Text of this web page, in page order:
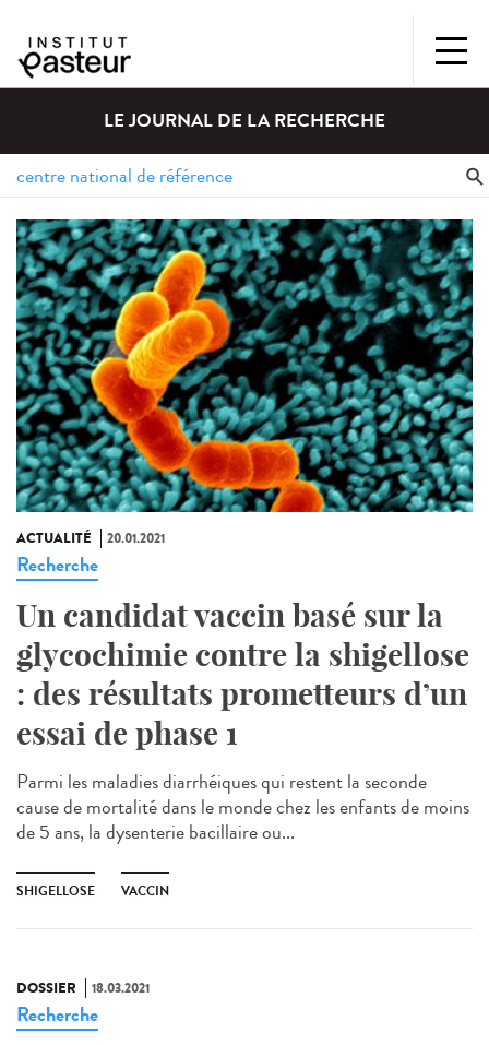
LE JOURNAL DE LA RECHERCHE
ACTUALITÉ 20.01.2021
Recherche
Un candidat vaccin basé sur la
glycochimie contre la shigellose
: des résultats prometteurs d’un
essai de phase 1
Parmi les maladies diarrhéiques qui restent la seconde
cause de mortalité dans le monde chez les enfants de moins
de 5 ans, la dysenterie bacillaire ou...
SHIGELLOSE VACCIN
DOSSIER 18.03.2021
Recherche